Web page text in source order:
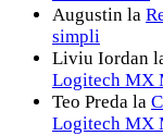
Augustin la
simpli
Liviu Iordan
Logitech MX
Teo Preda la
Logitech MX